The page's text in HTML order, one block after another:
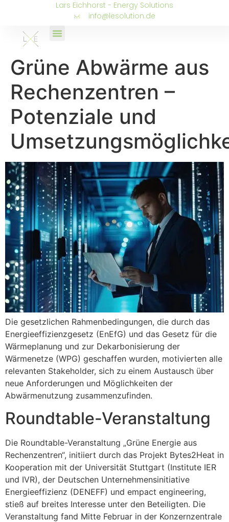
Lars Eichhorst - Energy Solutions
info@lesolution.de
Grüne Abwärme aus
Rechenzentren –
Potenziale und
Die gesetzlichen Rahmenbedingungen, die durch das
Energieeffizienzgesetz (EnEfG) und das Gesetz für die
Wärmeplanung und zur Dekarbonisierung der
Wärmenetze (WPG) geschaffen wurden, motivierten alle
relevanten Stakeholder, sich zu einem Austausch über
neue Anforderungen und Möglichkeiten der
Abwärmenutzung zusammenzufinden.
Roundtable-Veranstaltung
Die Roundtable-Veranstaltung „Grüne Energie aus
Rechenzentren“, initiiert durch das Projekt Bytes2Heat in
Kooperation mit der Universität Stuttgart (Institute IER
und IVR), der Deutschen Unternehmensinitiative
Energieeffizienz (DENEFF) und empact engineering,
stieß auf breites Interesse unter den Beteiligten. Die
Veranstaltung fand Mitte Februar in der Konzernzentrale